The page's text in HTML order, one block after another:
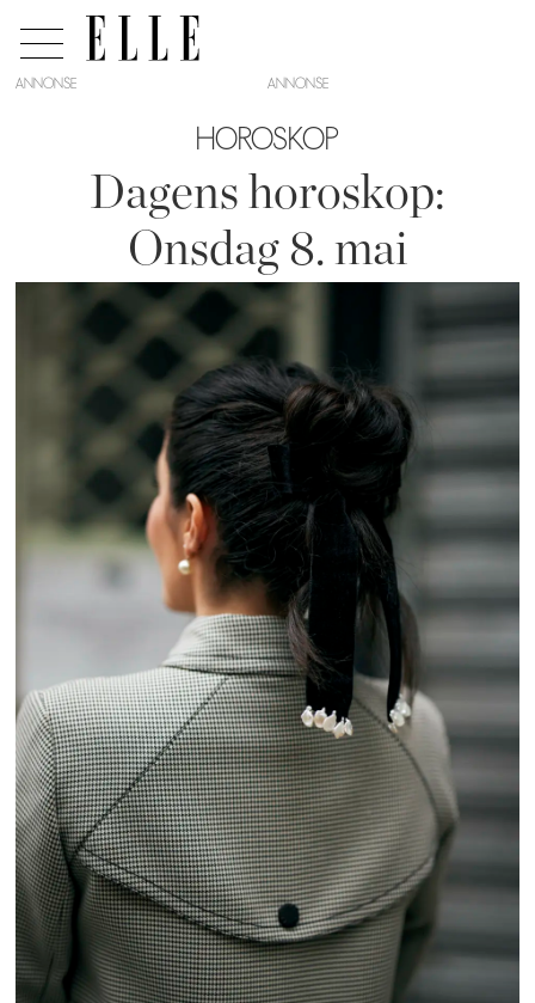
ANNONSE
HOROSKOP
Dagens horoskop:
Onsdag 8. mai